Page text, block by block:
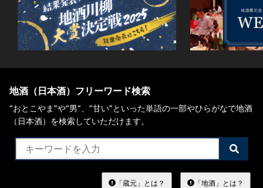
地酒（日本酒）フリーワード検索
“おとこやま”や“男”、”甘い”といった単語の一部やひらがなで地酒
（日本酒）を検索していただけます。
検
索
る
「蔵元」とは？ 「地酒」とは？